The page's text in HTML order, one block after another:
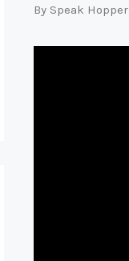
By Speak Hopper